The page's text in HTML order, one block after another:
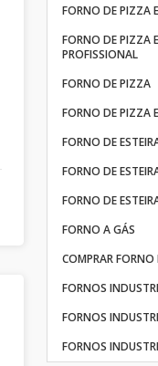
FORNO DE PIZZA
FORNO DE PIZZA
PROFISSIONAL
FORNO DE PIZZA
FORNO DE PIZZA
FORNO DE
FORNO DE
FORNO DE
FORNO A GÁS
COMPRAR FORNO
FORNOS
FORNOS
FORNOS